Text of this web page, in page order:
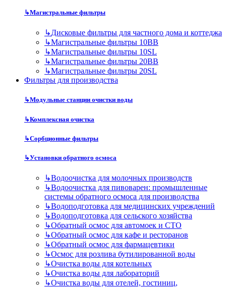
↳Магистральные фильтры
↳Дисковые фильтры для частного дома и коттеджа
↳Магистральные фильтры 10BB
↳Магистральные фильтры 10SL
↳Магистральные фильтры 20BB
↳Магистральные фильтры 20SL
Фильтры для производства
↳Модульные станции очистки воды
↳Комплексная очистка
↳Сорбционные фильтры
↳Установки обратного осмоса
↳Водоочистка для молочных производств
↳Водоочистка для пивоварен: промышленные
системы обратного осмоса для производства
↳Водоподготовка для медицинских учреждений
↳Водоподготовка для сельского хозяйства
↳Обратный осмос для автомоек и СТО
↳Обратный осмос для кафе и ресторанов
↳Обратный осмос для фармацевтики
↳Осмос для розлива бутилированной воды
↳Очистка воды для котельных
↳Очистка воды для лабораторий
↳Очистка воды для отелей, гостиниц,